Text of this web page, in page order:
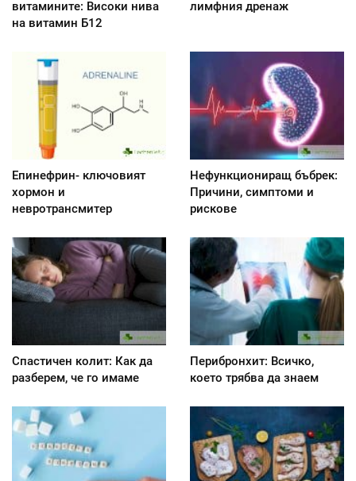
витамините: Високи нива
на витамин Б12
лимфния дренаж
Епинефрин- ключовият
хормон и
невротрансмитер
Нефункциониращ бъбрек:
Причини, симптоми и
рискове
Спастичен колит: Как да
разберем, че го имаме
Перибронхит: Всичко,
което трябва да знаем